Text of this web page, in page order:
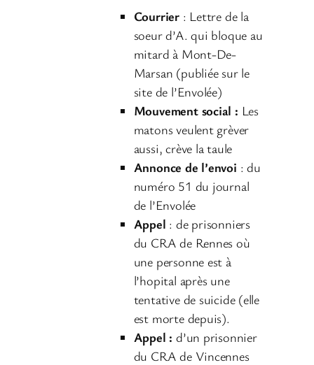
Courrier: Lettre de la
soeur d’A. qui bloque au
mitard à Mont-De-
Marsan (publiée sur le
site de l’Envolée)
Mouvement social : Les
matons veulent grèver
aussi, crève la taule
Annonce de l’envoi : du
numéro 51 du journal
de l’Envolée
Appel : de prisonniers
du CRA de Rennes où
une personne est à
l’hopital après une
tentative de suicide (elle
est morte depuis).
Appel : d’un prisonnier
du CRA de Vincennes